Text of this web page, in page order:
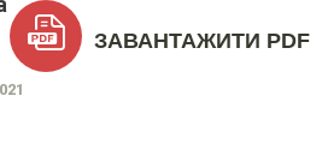
ЗАВАНТАЖИТИ PDF